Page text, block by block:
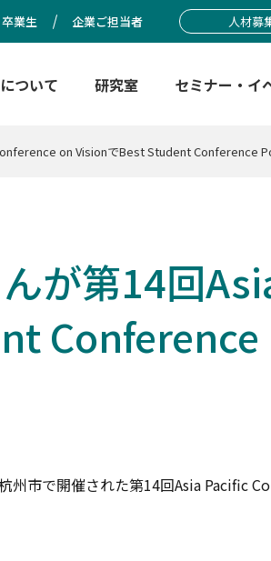
ついて 研究室 セミナー・イ
卒業生 企業ご担当者 人材募
on VisionでBest Student Conference
が第14回
Conference
州市で開催された第14回Asia Pacific